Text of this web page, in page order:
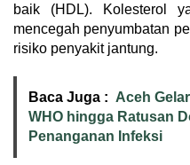
baik (HDL). Kolesterol
mencegah penyumbatan
risiko penyakit jantung.
Baca Juga : Aceh
WHO hingga Ratusan
Penanganan Infeksi